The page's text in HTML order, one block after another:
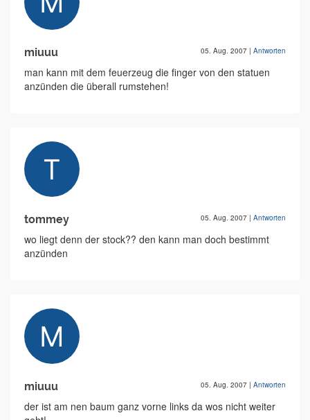
miuuu 05. Aug. 2007 | Antworten
man kann mit dem feuerzeug die finger von den statuen
anzünden die überall rumstehen!
tommey 05. Aug. 2007 | Antworten
wo liegt denn der stock?? den kann man doch bestimmt
anzünden
miuuu 05. Aug. 2007 | Antworten
der ist am nen baum ganz vorne links da wos nicht weiter